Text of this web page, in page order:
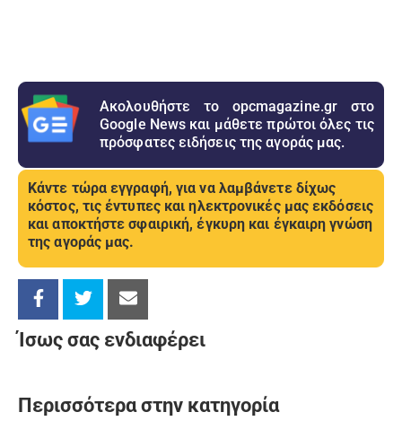
Ακολουθήστε το opcmagazine.gr στο
Google News και μάθετε πρώτοι όλες τις
πρόσφατες ειδήσεις της αγοράς μας.
Κάντε τώρα εγγραφή, για να λαμβάνετε δίχως
κόστος, τις έντυπες και ηλεκτρονικές μας εκδόσεις
και αποκτήστε σφαιρική, έγκυρη και έγκαιρη γνώση
της αγοράς μας.
Ίσως σας ενδιαφέρει
Περισσότερα στην κατηγορία